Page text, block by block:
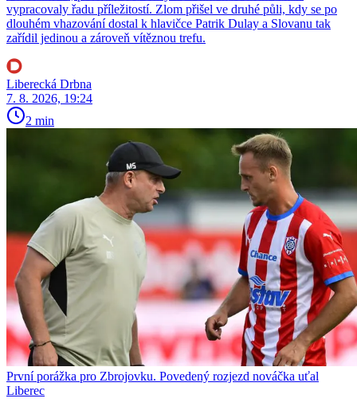
vypracovaly řadu příležitostí. Zlom přišel ve druhé půli, kdy se po
dlouhém vhazování dostal k hlavičce Patrik Dulay a Slovanu tak
zařídil jedinou a zároveň vítěznou trefu.
Liberecká Drbna
7. 8. 2026, 19:24
2 min
První porážka pro Zbrojovku. Povedený rozjezd nováčka uťal
Liberec